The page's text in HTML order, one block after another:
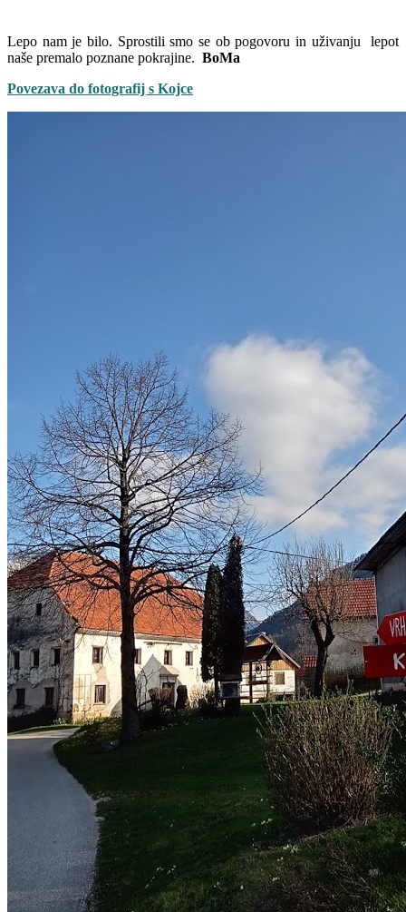
Lepo nam je bilo. Sprostili smo se ob pogovoru in uživanju lepot
naše premalo poznane pokrajine. BoMa
Povezava do fotografij s Kojce